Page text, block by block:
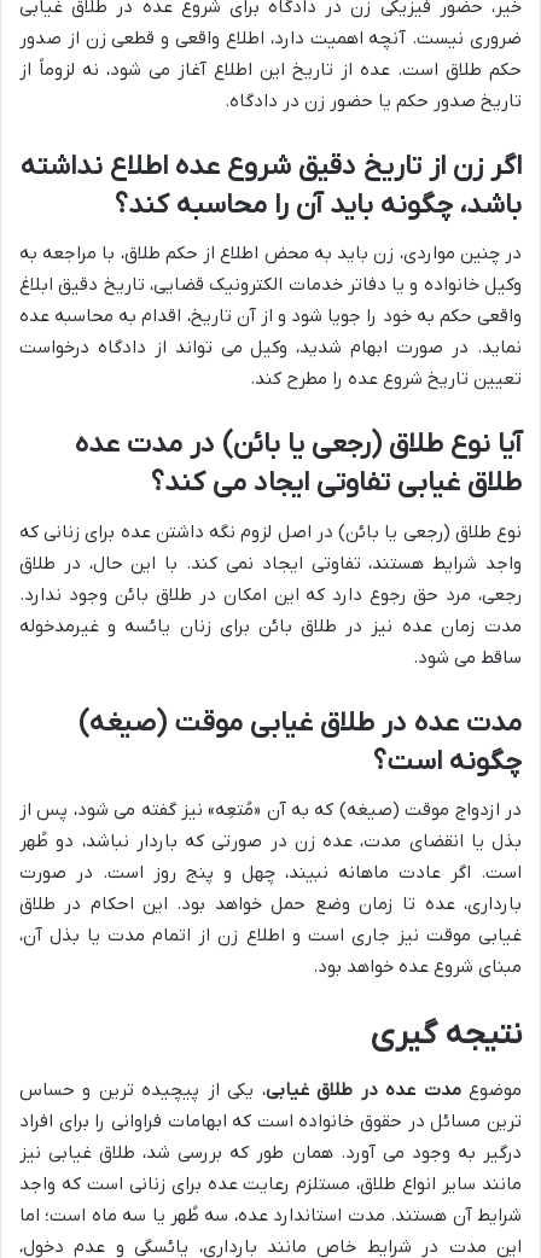
خیر، حضور فیزیکی زن در دادگاه برای شروع عده در طلاق غیابی
ضروری نیست. آنچه اهمیت دارد، اطلاع واقعی و قطعی زن از صدور
حکم طلاق است. عده از تاریخ این اطلاع آغاز می شود، نه لزوماً از
تاریخ صدور حکم یا حضور زن در دادگاه.
اگر زن از تاریخ دقیق شروع عده اطلاع نداشته
باشد، چگونه باید آن را محاسبه کند؟
در چنین مواردی، زن باید به محض اطلاع از حکم طلاق، با مراجعه به
وکیل خانواده و یا دفاتر خدمات الکترونیک قضایی، تاریخ دقیق ابلاغ
واقعی حکم به خود را جویا شود و از آن تاریخ، اقدام به محاسبه عده
نماید. در صورت ابهام شدید، وکیل می تواند از دادگاه درخواست
تعیین تاریخ شروع عده را مطرح کند.
آیا نوع طلاق (رجعی یا بائن) در مدت عده
طلاق غیابی تفاوتی ایجاد می کند؟
نوع طلاق (رجعی یا بائن) در اصل لزوم نگه داشتن عده برای زنانی که
واجد شرایط هستند، تفاوتی ایجاد نمی کند. با این حال، در طلاق
رجعی، مرد حق رجوع دارد که این امکان در طلاق بائن وجود ندارد.
مدت زمان عده نیز در طلاق بائن برای زنان یائسه و غیرمدخوله
ساقط می شود.
مدت عده در طلاق غیابی موقت (صیغه)
چگونه است؟
در ازدواج موقت (صیغه) که به آن «مُتعِه» نیز گفته می شود، پس از
بذل یا انقضای مدت، عده زن در صورتی که باردار نباشد، دو طُهر
است. اگر عادت ماهانه نبیند، چهل و پنج روز است. در صورت
بارداری، عده تا زمان وضع حمل خواهد بود. این احکام در طلاق
غیابی موقت نیز جاری است و اطلاع زن از اتمام مدت یا بذل آن،
مبنای شروع عده خواهد بود.
نتیجه گیری
موضوعمدت عده در طلاق غیابی، یکی از پیچیده ترین و حساس
ترین مسائل در حقوق خانواده است که ابهامات فراوانی را برای افراد
درگیر به وجود می آورد. همان طور که بررسی شد، طلاق غیابی نیز
مانند سایر انواع طلاق، مستلزم رعایت عده برای زنانی است که واجد
شرایط آن هستند. مدت استاندارد عده، سه طُهر یا سه ماه است؛ اما
این مدت در شرایط خاص مانند بارداری، یائسگی و عدم دخول،